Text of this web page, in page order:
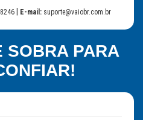
E-mail:suporte@vaiobr.com.br
SOBRA PARA